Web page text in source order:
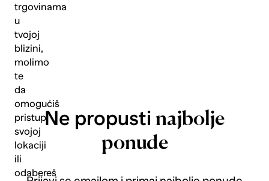
trgovinama
u
tvojoj
blizini,
molimo
te
da
omogućiš
pristup
svojoj
lokaciji
ili
odabereš
Ne propusti najbolje
ponude